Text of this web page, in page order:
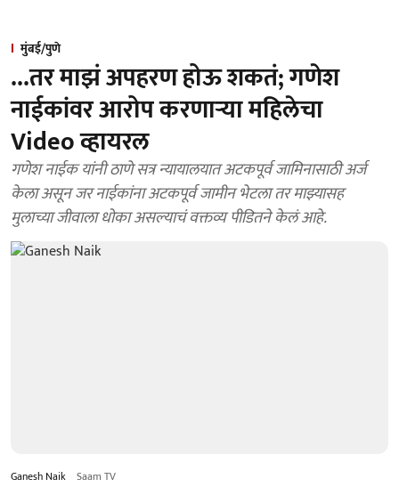
मुंबई/पुणे
...तर माझं अपहरण होऊ शकतं; गणेश
नाईकांवर आरोप करणाऱ्या महिलेचा
Video व्हायरल
गणेश नाईक यांनी ठाणे सत्र न्यायालयात अटकपूर्व जामिनासाठी अर्ज
केला असून जर नाईकांना अटकपूर्व जामीन भेटला तर माझ्यासह
मुलाच्या जीवाला धोका असल्याचं वक्तव्य पीडितने केलं आहे.
Ganesh Naik Saam TV